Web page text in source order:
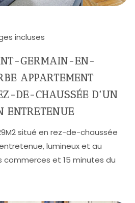
incluses
GERMAIN-EN-
APPARTEMENT
DE-CHAUSSÉE D'UN
ENTRETENUE
situé en rez-de-chaussée
lumineux et au
et 15 minutes du